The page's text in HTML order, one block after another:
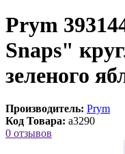
Prym
Snaps"
зеленого
Производитель: Prym
Код Товара: a3290
0 отзывов